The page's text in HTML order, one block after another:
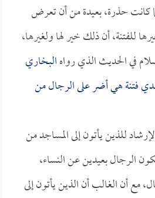
كانت حذرة، بعيدة من أن تعرض
للفتنة، أن ذلك خير لها ولغيرها،
في الحديث الذي رواهالبخاري
فتنة هي أضر على الرجال من
للذين يأتون إلى المساجد من
الرجال بعيدين عن النساء،
مع أن الغالب أن الذين يأتون إلى